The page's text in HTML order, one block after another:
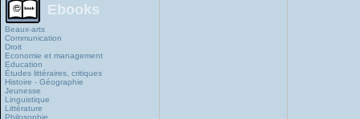
Ebooks
Beaux-arts
Communication
Droit
Economie et management
Education
Études littéraires, critiques
Histoire - Géographie
Jeunesse
Linguistique
Littérature
Philosophie